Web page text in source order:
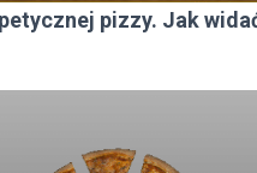
pizzy. Jak